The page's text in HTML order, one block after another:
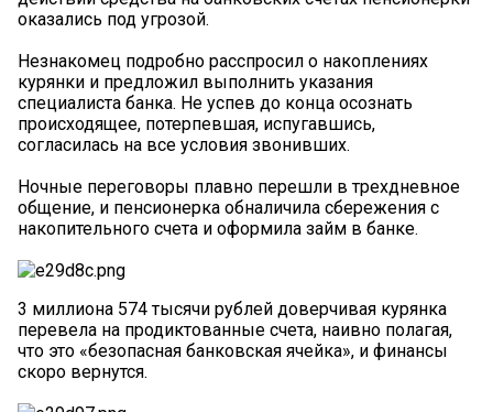
оказались под угрозой.
Незнакомец подробно расспросил о накоплениях
курянки и предложил выполнить указания
специалиста банка. Не успев до конца осознать
происходящее, потерпевшая, испугавшись,
согласилась на все условия звонивших.
Ночные переговоры плавно перешли в трехдневное
общение, и пенсионерка обналичила сбережения с
накопительного счета и оформила займ в банке.
3 миллиона 574 тысячи рублей доверчивая курянка
перевела на продиктованные счета, наивно полагая,
что это «безопасная банковская ячейка», и финансы
скоро вернутся.